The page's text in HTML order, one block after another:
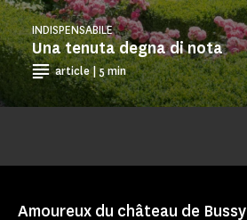
Una tenuta degna di nota
INDISPENSABILE
article | 5 min
Amoureux du château de